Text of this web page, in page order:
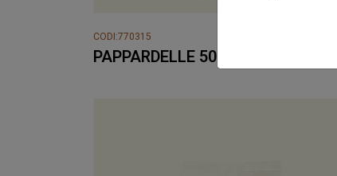
CODI:770315
PAPPARDELLE 500 Gr. OCA BIANCA